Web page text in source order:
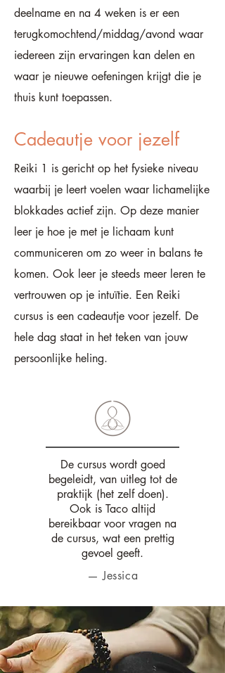
deelname en na 4 weken is er een
terugkomochtend/middag/avond waar
iedereen zijn ervaringen kan delen en
waar je nieuwe oefeningen krijgt die je
thuis kunt toepassen.
Cadeautje voor jezelf
Reiki 1 is gericht op het fysieke niveau
waarbij je leert voelen waar lichamelijke
blokkades actief zijn. Op deze manier
leer je hoe je met je lichaam kunt
communiceren om zo weer in balans te
komen. Ook leer je steeds meer leren te
vertrouwen op je intuïtie. Een Reiki
cursus is een cadeautje voor jezelf. De
hele dag staat in het teken van jouw
persoonlijke heling.
De cursus wordt goed
begeleidt, van uitleg tot de
praktijk (het zelf doen).
Ook is Taco altijd
bereikbaar voor vragen na
de cursus, wat een prettig
gevoel geeft.
— Jessica